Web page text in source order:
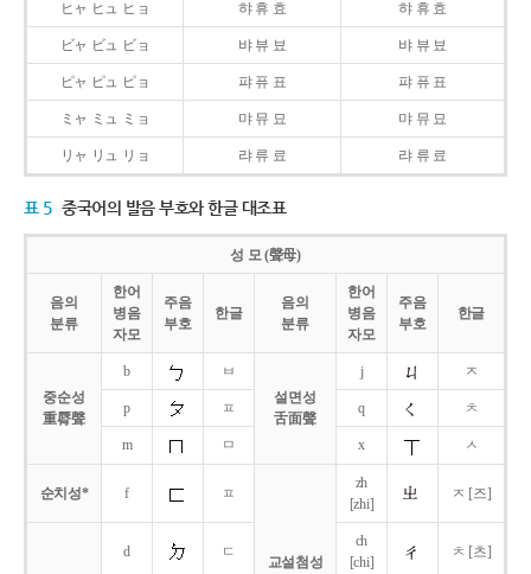
ヒャ ヒュ ヒョ 햐 휴 효 햐 휴 효
ビャ ビュ ビョ 뱌 뷰 뵤 뱌 뷰 뵤
ピャ ピュ ピョ 퍄 퓨 표 퍄 퓨 표
ミャ ミュ ミョ 먀 뮤 묘 먀 뮤 묘
リャ リュ リョ 랴 류 료 랴 류 료
표 5 중국어의 발음 부호와 한글 대조표
성 모 (聲母)
음의
분류
한어
병음
자모
주음
부호
한글
음의
분류
한어
병음
자모
주음
부호
한글
중순성
重脣聲
b
ㅂ
설면성
舌面聲
j ㅈ
p ㅍ q ㅊ
m ㅁ x ㅅ
순치성* f ㅍ
교설첨성
zh
[zhi]
ㅈ [즈]
d ㄷ
ch
[chi]
ㅊ [츠]